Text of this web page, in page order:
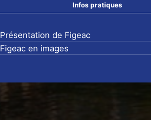
Infos pratiques
Présentation de Figeac
Figeac en images